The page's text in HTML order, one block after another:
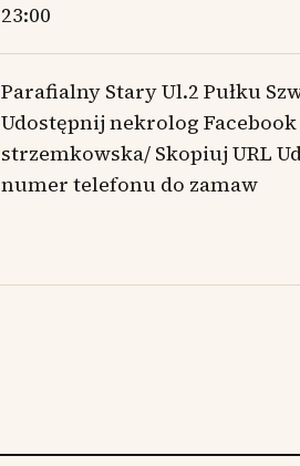
23:00
Parafialny Stary Ul.2 Pułku
Udostępnij nekrolog
strzemkowska/ Skopiuj URL
numer telefonu do zamaw